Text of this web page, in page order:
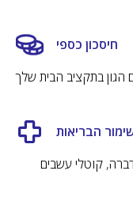
חיסכון כספי
הגון בתקציב הבית שלך
הבריאות
קוטלי עשבים
לקניה הבאה
להחליף את המסננים
למשתתפים